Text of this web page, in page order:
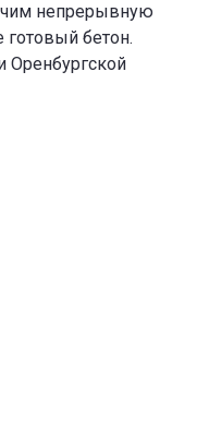
непрерывную
бетон.
Оренбургской